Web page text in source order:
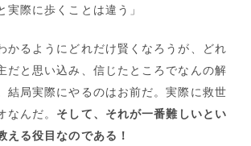
実際に歩くことは違う」
かるようにどれだけ賢くなろうが、どれ
だと思い込み、信じたところでなんの解
結局実際にやるのはお前だ。実際に救世
なんだ。 そして、それが一番難しいとい
える役目なのである！